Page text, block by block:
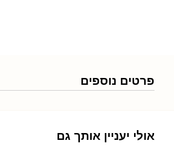
פרטים נוספים
אולי יעניין אותך גם